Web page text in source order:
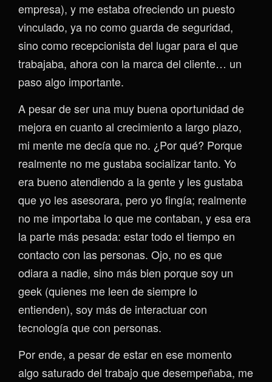
empresa), y me estaba ofreciendo un puesto
vinculado, ya no como guarda de seguridad,
sino como recepcionista del lugar para el que
trabajaba, ahora con la marca del cliente… un
paso algo importante.
A pesar de ser una muy buena oportunidad de
mejora en cuanto al crecimiento a largo plazo,
mi mente me decía que no. ¿Por qué? Porque
realmente no me gustaba socializar tanto. Yo
era bueno atendiendo a la gente y les gustaba
que yo les asesorara, pero yo fingía; realmente
no me importaba lo que me contaban, y esa era
la parte más pesada: estar todo el tiempo en
contacto con las personas. Ojo, no es que
odiara a nadie, sino más bien porque soy un
geek (quienes me leen de siempre lo
entienden), soy más de interactuar con
tecnología que con personas.
Por ende, a pesar de estar en ese momento
algo saturado del trabajo que desempeñaba, me